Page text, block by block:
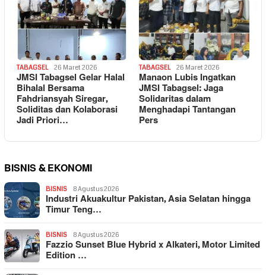
TABAGSEL 26 Maret 2026
JMSI Tabagsel Gelar Halal
Bihalal Bersama
Fahdriansyah Siregar,
Soliditas dan Kolaborasi
Jadi Priori…
TABAGSEL 26 Maret 2026
Manaon Lubis Ingatkan
JMSI Tabagsel: Jaga
Solidaritas dalam
Menghadapi Tantangan
Pers
BISNIS & EKONOMI
BISNIS 8 Agustus 2026
Industri Akuakultur Pakistan, Asia Selatan hingga
Timur Teng…
BISNIS 8 Agustus 2026
Fazzio Sunset Blue Hybrid x Alkateri, Motor Limited
Edition …